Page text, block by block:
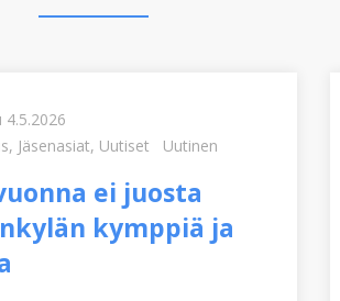
4.5.2026
Jäsenasiat, Uutiset
Uutinen
ei juosta
kymppiä ja